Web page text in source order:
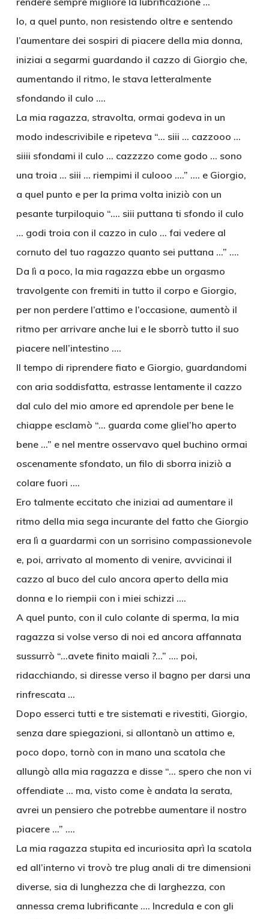
Io, a quel punto, non resistendo oltre e sentendo
l’aumentare dei sospiri di piacere della mia donna,
iniziai a segarmi guardando il cazzo di Giorgio che,
aumentando il ritmo, le stava letteralmente
sfondando il culo ….
La mia ragazza, stravolta, ormai godeva in un
modo indescrivibile e ripeteva “… siii … cazzooo …
siiii sfondami il culo … cazzzzo come godo … sono
una troia … siii … riempimi il culooo ….” …. e Giorgio,
a quel punto e per la prima volta iniziò con un
pesante turpiloquio “…. siii puttana ti sfondo il culo
… godi troia con il cazzo in culo … fai vedere al
cornuto del tuo ragazzo quanto sei puttana …” ….
Da lì a poco, la mia ragazza ebbe un orgasmo
travolgente con fremiti in tutto il corpo e Giorgio,
per non perdere l’attimo e l’occasione, aumentò il
ritmo per arrivare anche lui e le sborrò tutto il suo
piacere nell’intestino ….
Il tempo di riprendere fiato e Giorgio, guardandomi
con aria soddisfatta, estrasse lentamente il cazzo
dal culo del mio amore ed aprendole per bene le
chiappe esclamò “… guarda come gliel’ho aperto
bene …” e nel mentre osservavo quel buchino ormai
oscenamente sfondato, un filo di sborra iniziò a
colare fuori ….
Ero talmente eccitato che iniziai ad aumentare il
ritmo della mia sega incurante del fatto che Giorgio
era lì a guardarmi con un sorrisino compassionevole
e, poi, arrivato al momento di venire, avvicinai il
cazzo al buco del culo ancora aperto della mia
donna e lo riempii con i miei schizzi ….
A quel punto, con il culo colante di sperma, la mia
ragazza si volse verso di noi ed ancora affannata
sussurrò “…avete finito maiali ?…” …. poi,
ridacchiando, si diresse verso il bagno per darsi una
rinfrescata …
Dopo esserci tutti e tre sistemati e rivestiti, Giorgio,
senza dare spiegazioni, si allontanò un attimo e,
poco dopo, tornò con in mano una scatola che
allungò alla mia ragazza e disse “… spero che non vi
offendiate … ma, visto come è andata la serata,
avrei un pensiero che potrebbe aumentare il nostro
piacere …” ….
La mia ragazza stupita ed incuriosita aprì la scatola
ed all’interno vi trovò tre plug anali di tre dimensioni
diverse, sia di lunghezza che di larghezza, con
annessa crema lubrificante …. Incredula e con gli